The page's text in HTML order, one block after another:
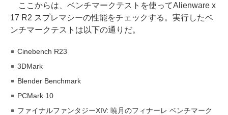
ここからは、ベンチマークテストを使ってAlienware x
17 R2 スプレマシーの性能をチェックする。実行したベ
ンチマークテストは以下の通りだ。
Cinebench R23
3DMark
Blender Benchmark
PCMark 10
ファイナルファンタジーXIV: 暁月のフィナーレ ベンチマーク